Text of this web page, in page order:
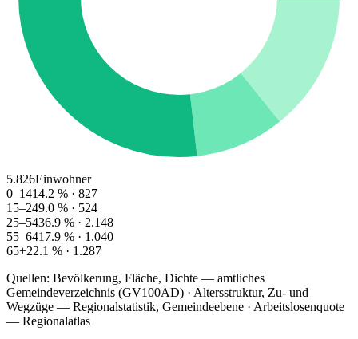
5.826Einwohner
0–1414.2 % · 827
15–249.0 % · 524
25–5436.9 % · 2.148
55–6417.9 % · 1.040
65+22.1 % · 1.287
Quellen: Bevölkerung, Fläche, Dichte — amtliches
Gemeindeverzeichnis (GV100AD) · Altersstruktur, Zu- und
Wegzüge — Regionalstatistik, Gemeindeebene · Arbeitslosenquote
— Regionalatlas